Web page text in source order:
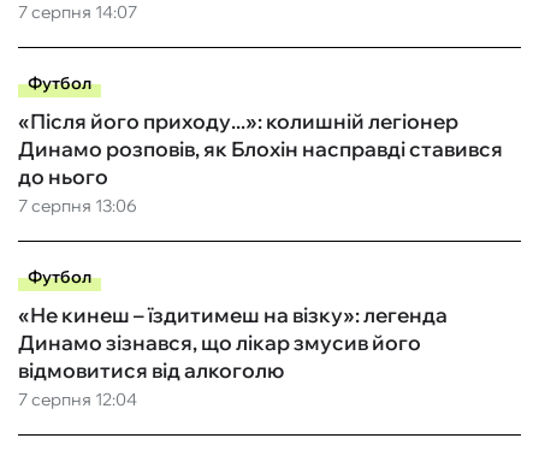
7 серпня 14:07
Футбол
7 серпня 13:06
«Після його приходу...»: колишній легіонер
Динамо розповів, як Блохін насправді ставився
до нього
Футбол
7 серпня 12:04
«Не кинеш – їздитимеш на візку»: легенда
Динамо зізнався, що лікар змусив його
відмовитися від алкоголю